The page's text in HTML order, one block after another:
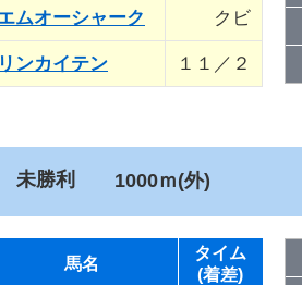
ムオーシャーク クビ
リンカイテン １１／２
未勝利 1000ｍ(外)
馬名
タイム
(着差)